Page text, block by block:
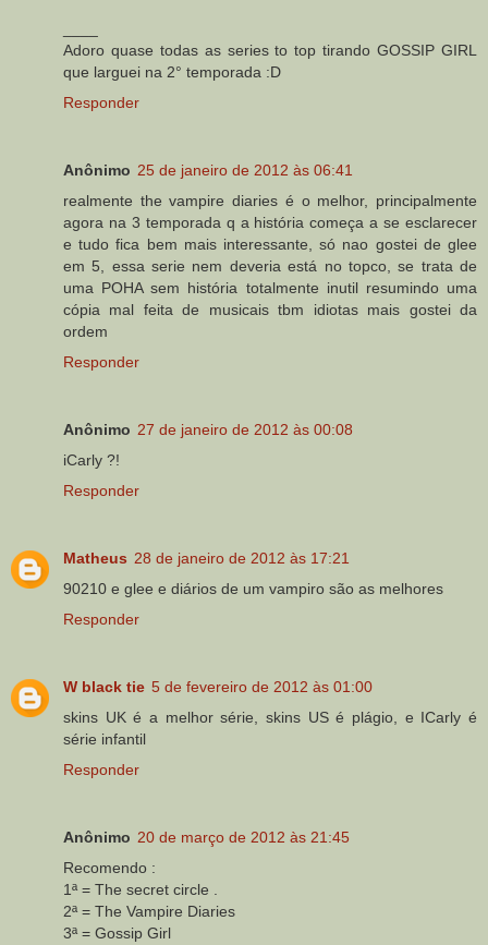
Adoro quase todas as series to top tirando GOSSIP GIRL
que larguei na 2° temporada :D
Responder
Anônimo 25 de janeiro de 2012 às 06:41
realmente the vampire diaries é o melhor, principalmente
agora na 3 temporada q a história começa a se esclarecer
e tudo fica bem mais interessante, só nao gostei de glee
em 5, essa serie nem deveria está no topco, se trata de
uma POHA sem história totalmente inutil resumindo uma
cópia mal feita de musicais tbm idiotas mais gostei da
ordem
Responder
Anônimo 27 de janeiro de 2012 às 00:08
iCarly ?!
Responder
Matheus 28 de janeiro de 2012 às 17:21
90210 e glee e diários de um vampiro são as melhores
Responder
W black tie 5 de fevereiro de 2012 às 01:00
skins UK é a melhor série, skins US é plágio, e ICarly é
série infantil
Responder
Anônimo 20 de março de 2012 às 21:45
Recomendo :
1ª = The secret circle .
2ª = The Vampire Diaries
3ª = Gossip Girl